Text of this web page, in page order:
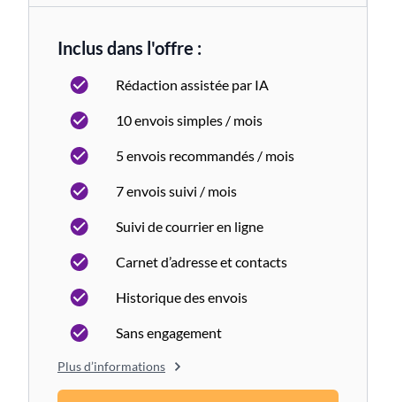
Inclus dans l'offre :
Rédaction assistée par IA
10 envois simples / mois
5 envois recommandés / mois
7 envois suivi / mois
Suivi de courrier en ligne
Carnet d’adresse et contacts
Historique des envois
Sans engagement
Plus d’informations